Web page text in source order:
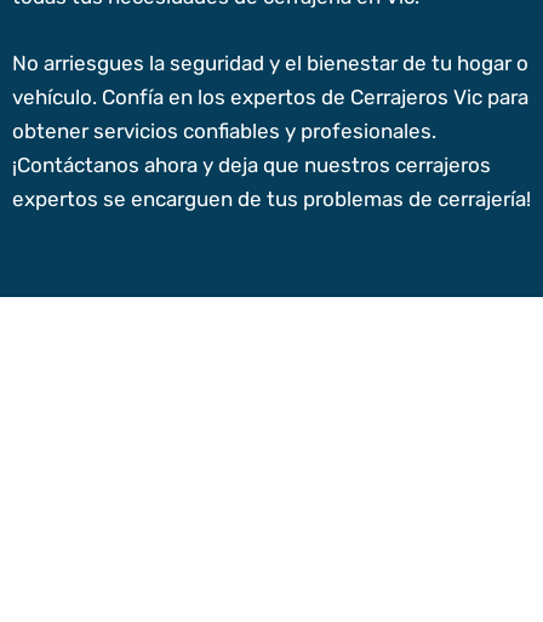
No arriesgues la seguridad y el bienestar de tu hogar o
vehículo. Confía en los expertos de Cerrajeros Vic para
obtener servicios confiables y profesionales.
¡Contáctanos ahora y deja que nuestros cerrajeros
expertos se encarguen de tus problemas de cerrajería!